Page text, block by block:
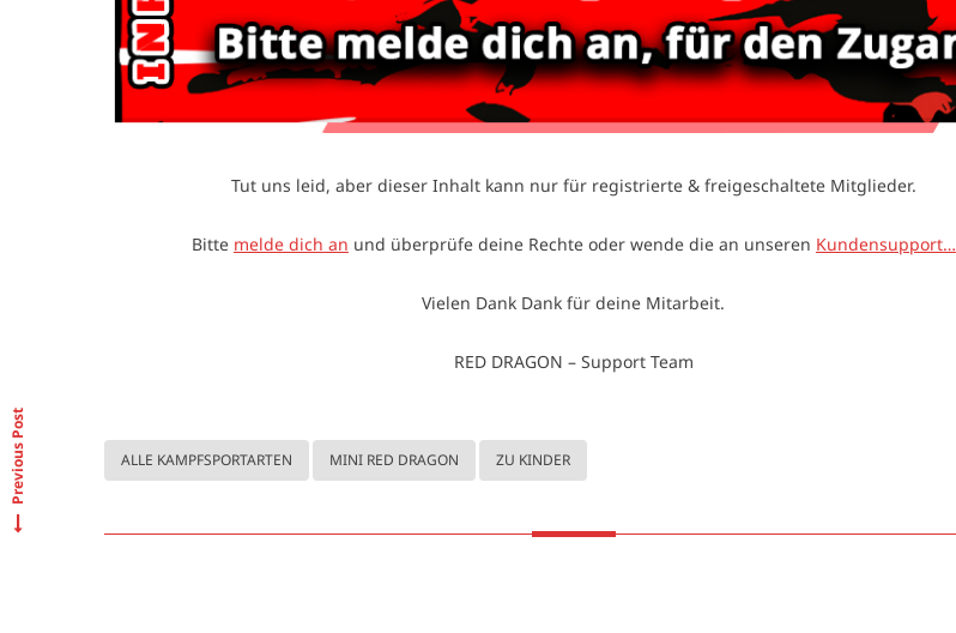
Tut uns leid, aber dieser Inhalt kann nur für registrierte & freigeschaltete Mitglieder.
Bitte melde dich an und überprüfe deine Rechte oder wende die an unseren Kundensupport…
Vielen Dank Dank für deine Mitarbeit.
RED DRAGON – Support Team
ALLE KAMPFSPORTARTEN MINI RED DRAGON ZU KINDER
Previous Post